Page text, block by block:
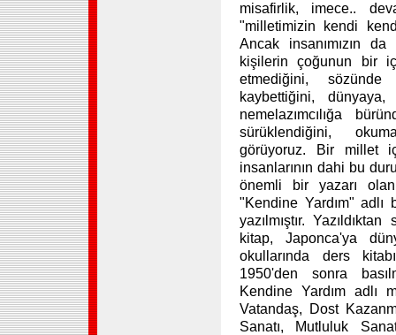
misafirlik, imece..
"milletimizin kendi
Ancak insanımızın
kişilerin çoğunun bir
etmediğini, sözünde
kaybettiğini, dünyaya,
nemelazımcılığa
sürüklendiğini,
görüyoruz. Bir millet
insanlarının dahi bu
önemli bir yazarı olan
"Kendine Yardım"
yazılmıştır.
kitap, Japonca'ya
okullarında ders
1950'den sonra
Kendine Yardım
Vatandaş, Dost
Sanatı, Mutluluk